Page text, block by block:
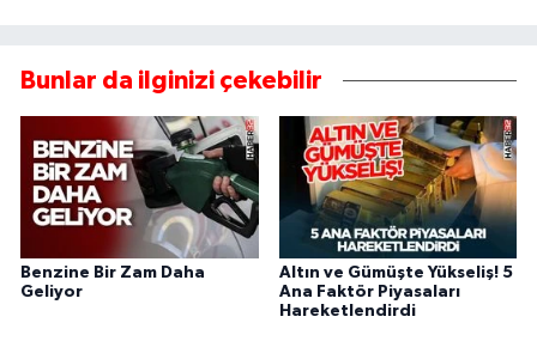
Bunlar da ilginizi çekebilir
Benzine Bir Zam Daha
Geliyor
Altın ve Gümüşte Yükseliş! 5
Ana Faktör Piyasaları
Hareketlendirdi